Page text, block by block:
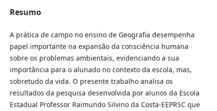
Resumo
A prática de campo no ensino de Geografia desempenha
papel importante na expansão da consciência humana
sobre os problemas ambientais, evidenciando a sua
importância para o alunado no contexto da escola, mas,
sobretudo da vida. O presente trabalho analisa os
resultados da pesquisa desenvolvida por alunos da Escola
Estadual Professor Raimundo Silvino da Costa-EEPRSC que